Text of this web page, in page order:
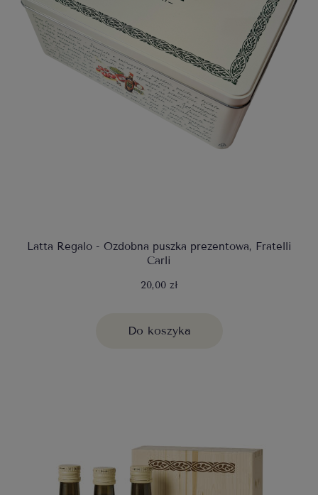
Latta Regalo - Ozdobna puszka prezentowa, Fratelli
Carli
20,00 zł
Do koszyka